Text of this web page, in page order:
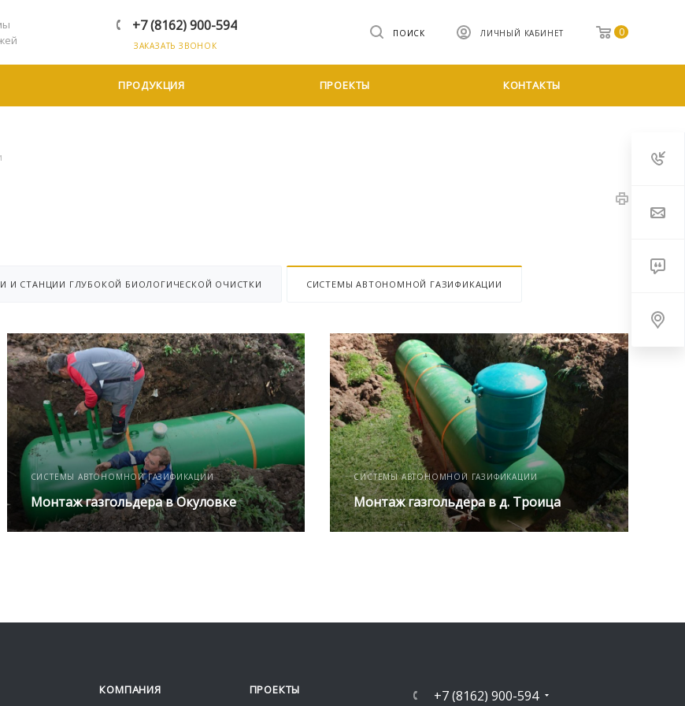
+7 (8162) 900-594
ЗАКАЗАТЬ ЗВОНОК
0
ЛИЧНЫЙ КАБИНЕТ
ПОИСК
ПРОДУКЦИЯ ПРОЕКТЫ КОНТАКТЫ
И СТАНЦИИ ГЛУБОКОЙ БИОЛОГИЧЕСКОЙ ОЧИСТКИ СИСТЕМЫ АВТОНОМНОЙ ГАЗИФИКАЦИИ
СИСТЕМЫ АВТОНОМНОЙ ГАЗИФИКАЦИИ
Монтаж газгольдера в Окуловке
СИСТЕМЫ АВТОНОМНОЙ ГАЗИФИКАЦИИ
Монтаж газгольдера в д. Троица
КОМПАНИЯ ПРОЕКТЫ +7 (8162) 900-594